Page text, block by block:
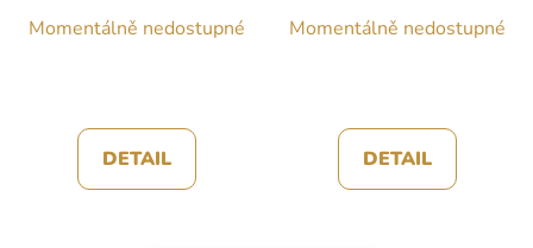
Momentálně nedostupné
DETAIL
Momentálně nedostupné
DETAIL